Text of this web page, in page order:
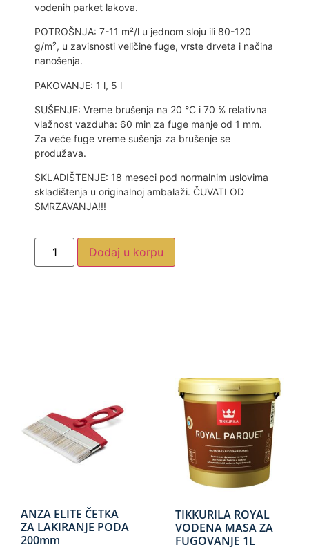
vodenih parket lakova.
POTROŠNJA: 7-11 m²/l u jednom sloju ili 80-120
g/m², u zavisnosti veličine fuge, vrste drveta i načina
nanošenja.
PAKOVANJE: 1 l, 5 l
SUŠENJE: Vreme brušenja na 20 °C i 70 % relativna
vlažnost vazduha: 60 min za fuge manje od 1 mm.
Za veće fuge vreme sušenja za brušenje se
produžava.
SKLADIŠTENJE: 18 meseci pod normalnim uslovima
skladištenja u originalnoj ambalaži. ČUVATI OD
SMRZAVANJA!!!
Dodaj u korpu
ANZA ELITE ČETKA
ZA LAKIRANJE PODA
200mm
TIKKURILA ROYAL
VODENA MASA ZA
FUGOVANJE 1L